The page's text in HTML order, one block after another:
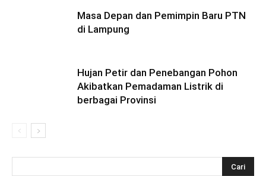
Masa Depan dan Pemimpin Baru PTN
di Lampung
Hujan Petir dan Penebangan Pohon
Akibatkan Pemadaman Listrik di
berbagai Provinsi